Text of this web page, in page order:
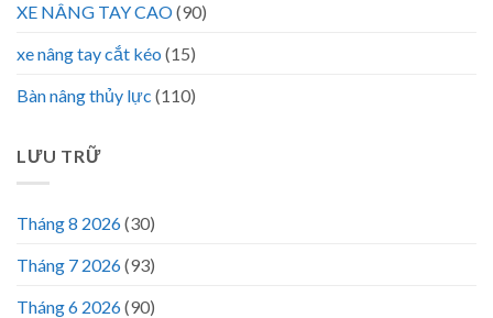
XE NÂNG TAY CAO(90)
xe nâng tay cắt kéo (15)
Bàn nâng thủy lực (110)
LƯU TRỮ
Tháng 8 2026(30)
Tháng 7 2026(93)
Tháng 6 2026(90)